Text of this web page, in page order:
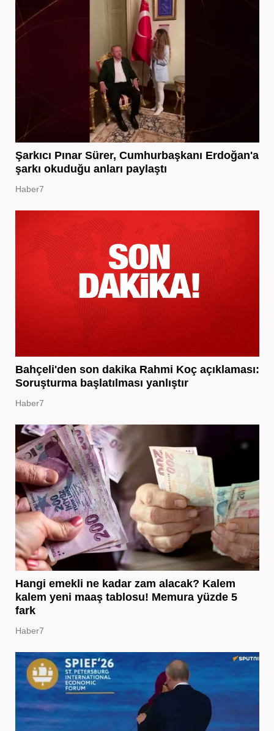
Şarkıcı Pınar Sürer, Cumhurbaşkanı Erdoğan'a
şarkı okuduğu anları paylaştı
Haber7
Bahçeli'den son dakika Rahmi Koç açıklaması:
Soruşturma başlatılması yanlıştır
Haber7
Hangi emekli ne kadar zam alacak? Kalem
kalem yeni maaş tablosu! Memura yüzde 5
fark
Haber7